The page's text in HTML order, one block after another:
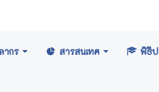
ากร สารสนเทศ พิธี